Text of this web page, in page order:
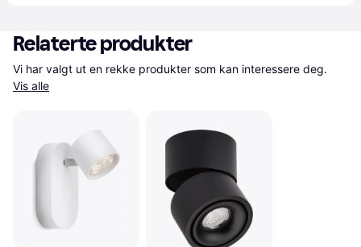
Relaterte produkter
Vis alle